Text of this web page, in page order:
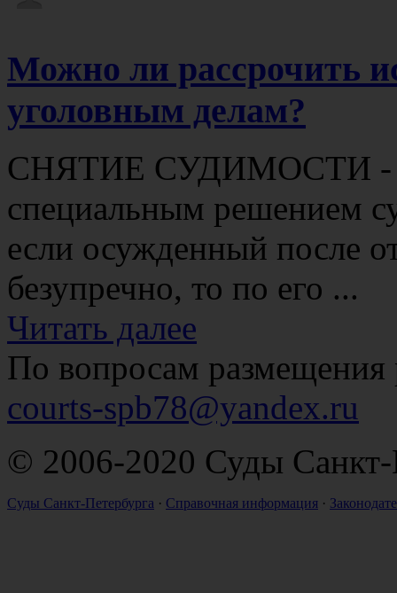
Можно ли рассрочить
уголовным делам?
СНЯТИЕ СУДИМОСТИ -
специальным решением
если осужденный после
безупречно, то по его ...
Читать далее
По вопросам размещения
courts-spb78@yandex.ru
© 2006-2020 Суды Санкт-
Суды Санкт-Петербурга · Справочная информация ·